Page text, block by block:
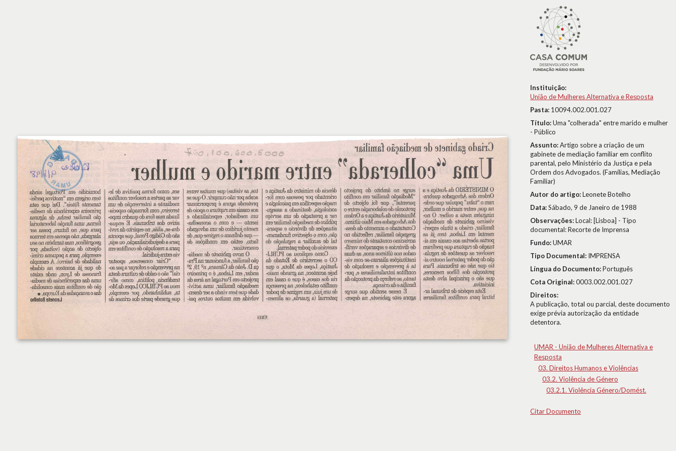
Instituição:
União de Mulheres Alternativa e Resposta
Pasta: 10094.002.001.027
Título:Uma "colherada" entre marido e mulher
- Público
Assunto:Artigo sobre a criação de um
gabinete de mediação familiar em conflito
parental, pelo Ministério da Justiça e pela
Ordem dos Advogados. (Famílias, Mediação
Familiar)
Autor do artigo:Leonete Botelho
Data:Sábado, 9 de Janeiro de 1988
Observações:Local: [Lisboa] - Tipo
documental: Recorte de Imprensa
Fundo:UMAR
Tipo Documental: IMPRENSA
Língua do Documento:Português
Cota Original:0003.002.001.027
Direitos:
A publicação, total ou parcial, deste documento
exige prévia autorização da entidade
detentora.
UMAR - União de Mulheres Alternativa e
Resposta
03. Direitos Humanos e Violências
03.2. Violência de Género
03.2.1. Violência Género/Domést.
Citar Documento